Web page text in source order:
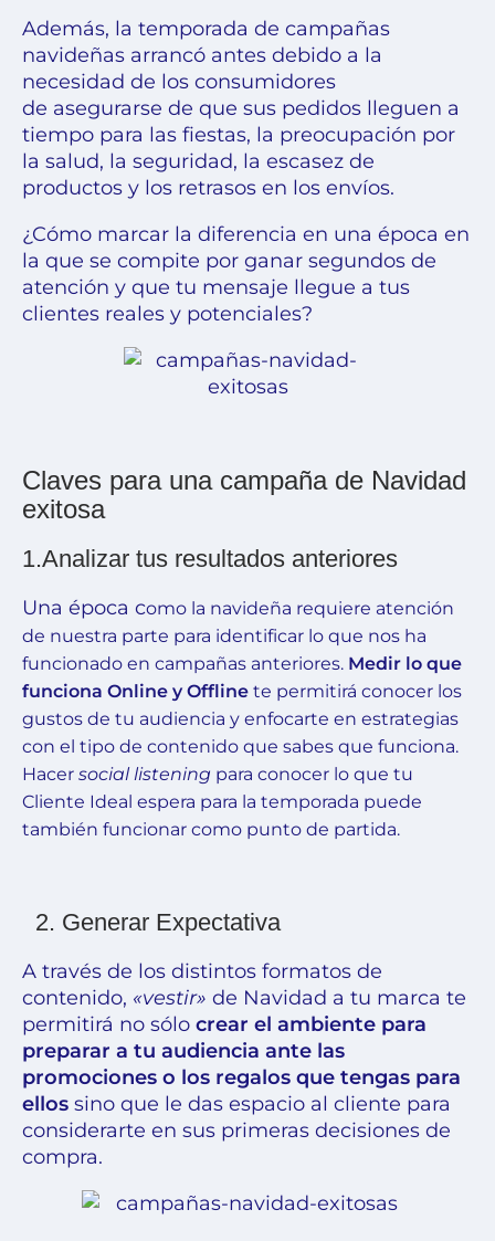
Además, la temporada de campañas
navideñas arrancó antes debido a la
necesidad de los consumidores
de asegurarse de que sus pedidos lleguen a
tiempo para las fiestas, la preocupación por
la salud, la seguridad, la escasez de
productos y los retrasos en los envíos.
¿Cómo marcar la diferencia en una época en
la que se compite por ganar segundos de
atención y que tu mensaje llegue a tus
clientes reales y potenciales?
Claves para una campaña de Navidad
exitosa
1.Analizar tus resultados anteriores
Una época como la navideña requiere atención
de nuestra parte para identificar lo que nos ha
funcionado en campañas anteriores. Medir lo que
funciona Online y Offline te permitirá conocer los
gustos de tu audiencia y enfocarte en estrategias
con el tipo de contenido que sabes que funciona.
Hacer social listening para conocer lo que tu
Cliente Ideal espera para la temporada puede
también funcionar como punto de partida.
2. Generar Expectativa
A través de los distintos formatos de
contenido, «vestir» de Navidad a tu marca te
permitirá no sólo crear el ambiente para
preparar a tu audiencia ante las
promociones o los regalos que tengas para
ellos sino que le das espacio al cliente para
considerarte en sus primeras decisiones de
compra.